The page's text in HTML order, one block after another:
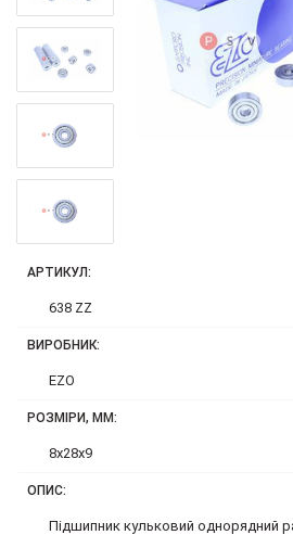
АРТИКУЛ:
638 ZZ
ВИРОБНИК:
EZO
РОЗМІРИ, ММ:
8x28x9
ОПИС:
Підшипник кульковий однорядний